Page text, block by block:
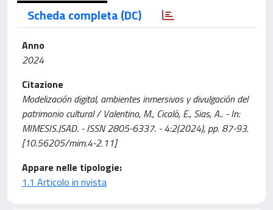
Scheda completa (DC)
Anno
2024
Citazione
Modelización digital, ambientes inmersivos y divulgación del
patrimonio cultural / Valentino, M., Cicalò, E., Sias, A.. - In:
MIMESIS.JSAD. - ISSN 2805-6337. - 4:2(2024), pp. 87-93.
[10.56205/mim.4-2.11]
Appare nelle tipologie:
1.1 Articolo in rivista